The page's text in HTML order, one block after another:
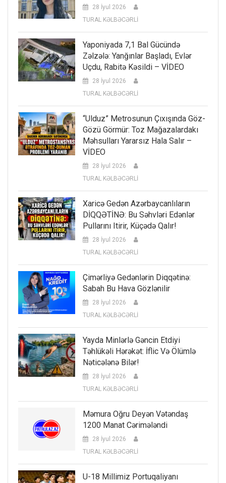
28 İyul 2026
TURAL KƏLBƏCƏRLİ
Yaponiyada 7,1 Bal Gücündə
Zəlzələ: Yanğınlar Başladı, Evlər
Uçdu, Rabitə Kəsildi – VİDEO
28 İyul 2026
TURAL KƏLBƏCƏRLİ
“Ulduz” Metrosunun Çıxışında Göz-
Gözü Görmür: Toz Mağazalardakı
Məhsulları Yararsız Hala Salır –
VİDEO
28 İyul 2026
TURAL KƏLBƏCƏRLİ
Xaricə Gedən Azərbaycanlıların
DİQQƏTİNƏ: Bu Səhvləri Edənlər
Pullarını Itirir, Küçədə Qalır!
28 İyul 2026
TURAL KƏLBƏCƏRLİ
Çimərliyə Gedənlərin Diqqətinə:
Sabah Bu Hava Gözlənilir
28 İyul 2026
TURAL KƏLBƏCƏRLİ
Yayda Minlərlə Gəncin Etdiyi
Təhlükəli Hərəkət: İflic Və Ölümlə
Nəticələnə Bilər!
28 İyul 2026
TURAL KƏLBƏCƏRLİ
Məmura Oğru Deyən Vətəndaş
1200 Manat Cərimələndi
28 İyul 2026
TURAL KƏLBƏCƏRLİ
U-18 Millimiz Portuqaliyanı